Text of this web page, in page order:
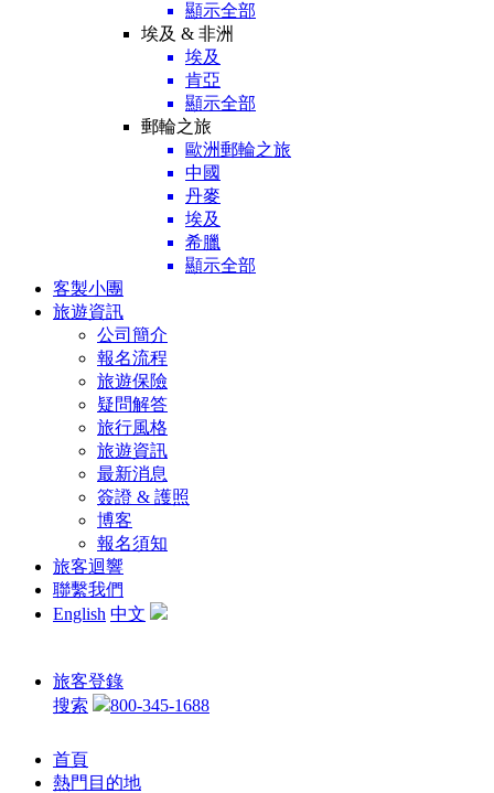
顯示全部
埃及 & 非洲
埃及
肯亞
顯示全部
郵輪之旅
歐洲郵輪之旅
中國
丹麥
埃及
希臘
顯示全部
客製小團
旅遊資訊
公司簡介
報名流程
旅遊保險
疑問解答
旅行風格
旅遊資訊
最新消息
簽證 & 護照
博客
報名須知
旅客迴響
聯繫我們
English 中文
旅客登錄
搜索
800-345-1688
首頁
熱門目的地